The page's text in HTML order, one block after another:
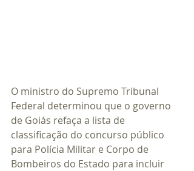
O ministro do Supremo Tribunal
Federal determinou que o governo
de Goiás refaça a lista de
classificação do concurso público
para Polícia Militar e Corpo de
Bombeiros do Estado para incluir